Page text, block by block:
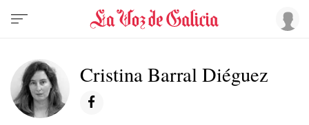
Cristina Barral Diéguez